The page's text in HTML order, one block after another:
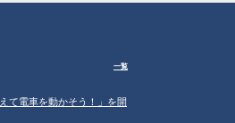
一覧
て電車を動かそう！」を開